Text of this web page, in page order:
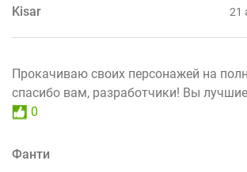
Kisar 21
Прокачиваю своих персонажей на
спасибо вам, разработчики! Вы
0
Фанти